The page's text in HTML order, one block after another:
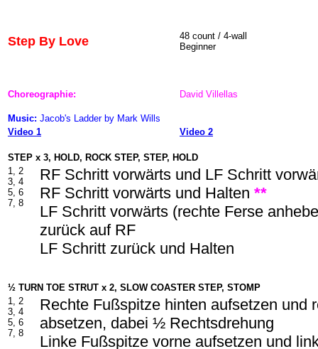
Step By Love
48 count / 4-wall
Beginner
Choreographie: David Villellas
Music: Jacob's Ladder by Mark Wills
Video 1
Video 2
STEP x 3, HOLD, ROCK STEP, STEP, HOLD
1, 2
3, 4
5, 6
7, 8
RF Schritt vorwärts und LF Schritt
RF Schritt vorwärts und Halten **
LF Schritt vorwärts (rechte Ferse
zurück auf RF
LF Schritt zurück und Halten
½ TURN TOE STRUT x 2, SLOW COASTER STEP, STOM P
1, 2
3, 4
5, 6
7, 8
Rechte Fußspitze hinten aufsetzen und
absetzen, dabei ½ Rechtsdrehung
Linke Fußspitze vorne aufsetzen und